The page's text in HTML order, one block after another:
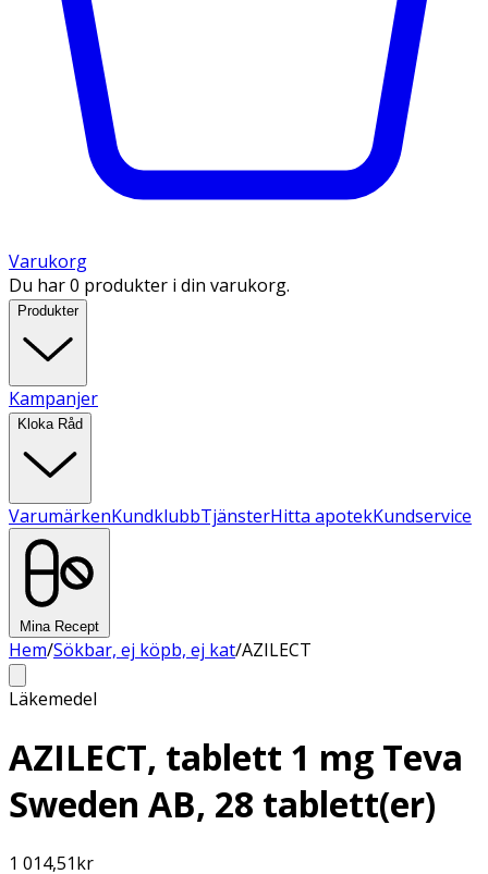
Varukorg
Du har 0 produkter i din varukorg.
Produkter
Kampanjer
Kloka Råd
VarumärkenKundklubbTjänsterHitta apotekKundservice
Mina Recept
Hem/Sökbar, ej köpb, ej kat/AZILECT
Läkemedel
AZILECT, tablett 1 mg Teva
Sweden AB, 28 tablett(er)
1 014,51kr